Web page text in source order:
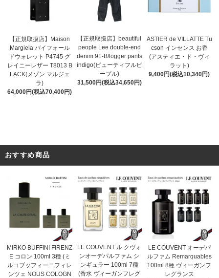
【正規取扱店】Maison
Margiela バイフォール
ドウォレット P4745 グ
レイニーレザー T8013 B
LACK(メゾン マルジェ
ラ)
64,000円(税込70,400円)
【正規取扱店】beautiful
people Lee double-end
denim 91-B/logger pants
indigo(ビューティフルピ
ープル)
31,500円(税込34,650円)
ASTIER de VILLATTE Tu
cson インセンス お香
(アスティエ・ド・ヴィ
ラット)
9,400円(税込10,340円)
おすすめ商品
MIRKO BUFFINI FIRENZ
E コロン 100ml 3種 (ミ
ルコブッフィーニフィレ
ンツェ NOUS COLOGN
LE COUVENT ル クヴォ
ンオーデパルファム シ
ンギュラー 100ml 7種
(香水 ヴィーガンフレグ
LE COUVENT オーデパ
ルファム Remarquables
100ml 8種 ヴィーガンフ
レグランス